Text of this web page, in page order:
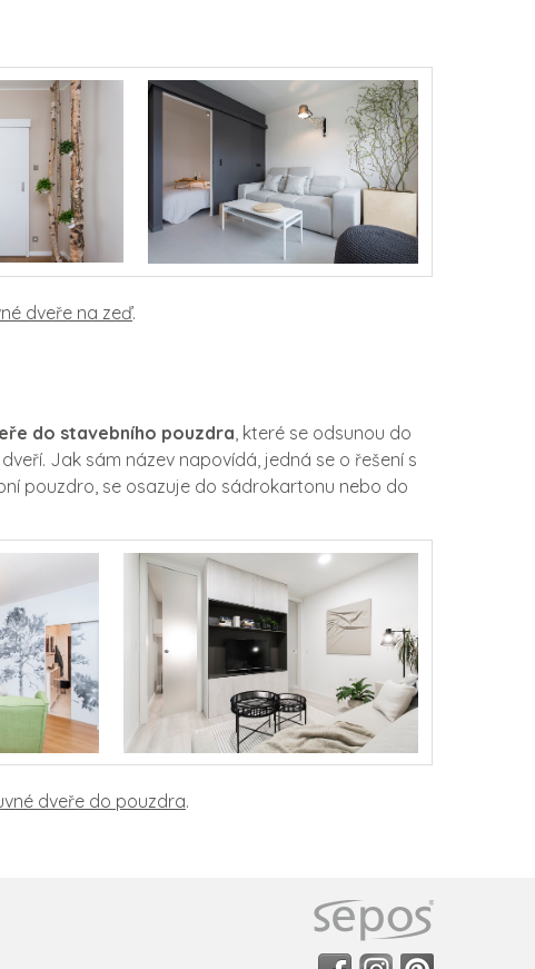
dveře na zeď.
do stavebního pouzdra, které se odsunou do
Jak sám název napovídá, jedná se o řešení s
pouzdro, se osazuje do sádrokartonu nebo do
dveře do pouzdra.